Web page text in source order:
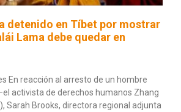
detenido en Tíbet por mostrar
Lama debe quedar en
En reacción al arresto de un hombre
activista de derechos humanos Zhang
Sarah Brooks, directora regional adjunta